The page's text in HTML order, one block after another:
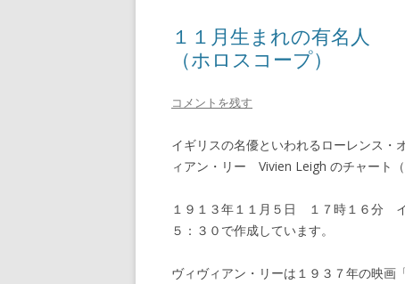
１１月生まれの有名人
（ホロスコープ）
コメントを残す
イギリスの名優といわれるローレンス・
ィアン・リー Vivien Leigh のチャート（
１９１３年１１月５日 １７時１６分
５：３０で作成しています。
ヴィヴィアン・リーは１９３７年の映画